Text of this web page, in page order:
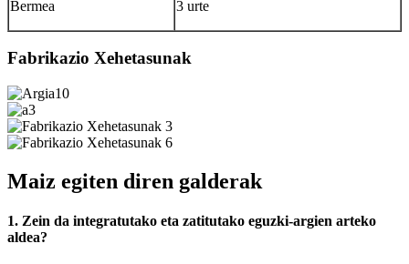
Bermea 3 urte
Fabrikazio Xehetasunak
Maiz egiten diren galderak
1. Zein da integratutako eta zatitutako eguzki-argien arteko
aldea?